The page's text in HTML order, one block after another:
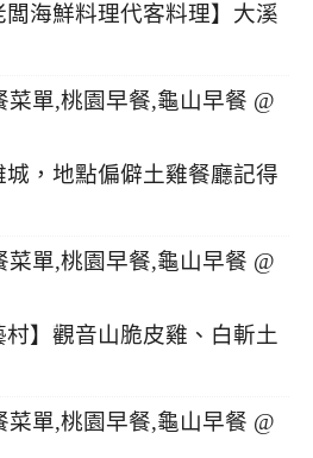
海鮮料理代客料理】大溪
，地點偏僻土雞餐廳記得
】觀音山脆皮雞、白斬土